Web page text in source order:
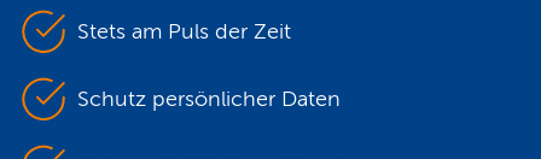
Stets am Puls der Zeit
Schutz persönlicher Daten